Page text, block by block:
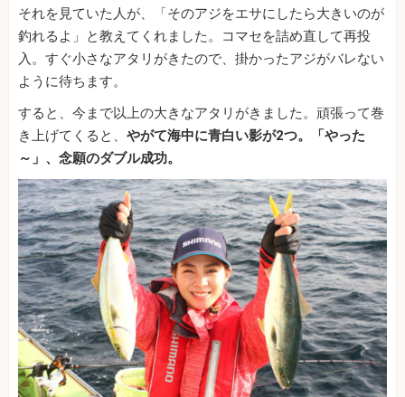
それを見ていた人が、「そのアジをエサにしたら大きいのが
釣れるよ」と教えてくれました。コマセを詰め直して再投
入。すぐ小さなアタリがきたので、掛かったアジがバレない
ように待ちます。
すると、今まで以上の大きなアタリがきました。頑張って巻
き上げてくると、 やがて海中に青白い影が2つ。「やった
～」、念願のダブル成功。